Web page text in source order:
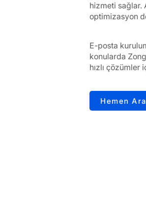
hizmeti sağlar.
optimizasyon
E-posta
konularda
hızlı çözümler
Hemen Ara